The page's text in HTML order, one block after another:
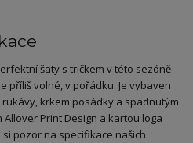
šaty s tričkem v této sezóně
příliš volné, v pořádku. Je vybaven
krkem posádky a spadnutým
Print Design a kartou loga
pozor na specifikace našich